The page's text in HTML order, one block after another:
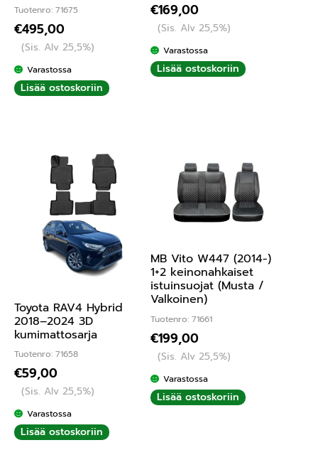
Tuotenro: 71675
€495,00
(Sis. Alv 25,5%)
Varastossa
Lisää ostoskoriin
€169,00
(Sis. Alv 25,5%)
Varastossa
Lisää ostoskoriin
Toyota RAV4 Hybrid
2018–2024 3D
kumimattosarja
Tuotenro: 71658
€59,00
(Sis. Alv 25,5%)
Varastossa
Lisää ostoskoriin
MB Vito W447 (2014-)
1+2 keinonahkaiset
istuinsuojat (Musta /
Valkoinen)
Tuotenro: 71661
€199,00
(Sis. Alv 25,5%)
Varastossa
Lisää ostoskoriin